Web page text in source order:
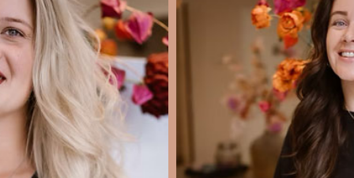
HÉ, WAT LEUK DAT JE HIER BENT!
IK BEN KIM, EN IK DOE ELKE DAG WAT IK HET ALLERLEUKST VIND:
MENSEN MOOI MAKEN EN LATEN STRALEN! SAMEN MET MIJN
MOEDER RUN IK MET VEEL LIEFDE ONZE SALONS– IETS WAAR IK
ECHT TROTS OP BEN EN WAT IK NOG STEEDS ELKE DAG BIJZONDER
VIND.
HAIREXTENSIONS EN KLEUREN ZIJN ÉCHT MIJN DING. IK WORD ER
ZÓ BLIJ VAN ALS IEMAND DE DEUR UITLOOPT MET EEN GROTE
GLIMLACH EN HAAR WAAR HIJ OF ZIJ HELEMAAL HAPPY MEE IS. DAT
IS WAARVOOR IK HET DOE! DAARNAAST BEN IK OOK MARIA NILA
BRAND SPECIALIST, DUS ALS JE VRAGEN HEBT OVER DE
PRODUCTEN OF ADVIES WILT: IK HELP JE GRAAG!